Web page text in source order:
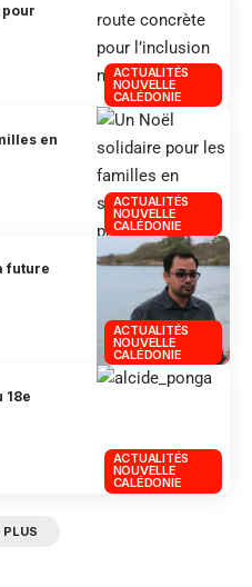
ACTUALITÉS
NOUVELLE
CALÉDONIE
ACTUALITÉS
NOUVELLE
CALÉDONIE
en
ACTUALITÉS
NOUVELLE
CALÉDONIE
future
ACTUALITÉS
NOUVELLE
CALÉDONIE
18e
PLUS